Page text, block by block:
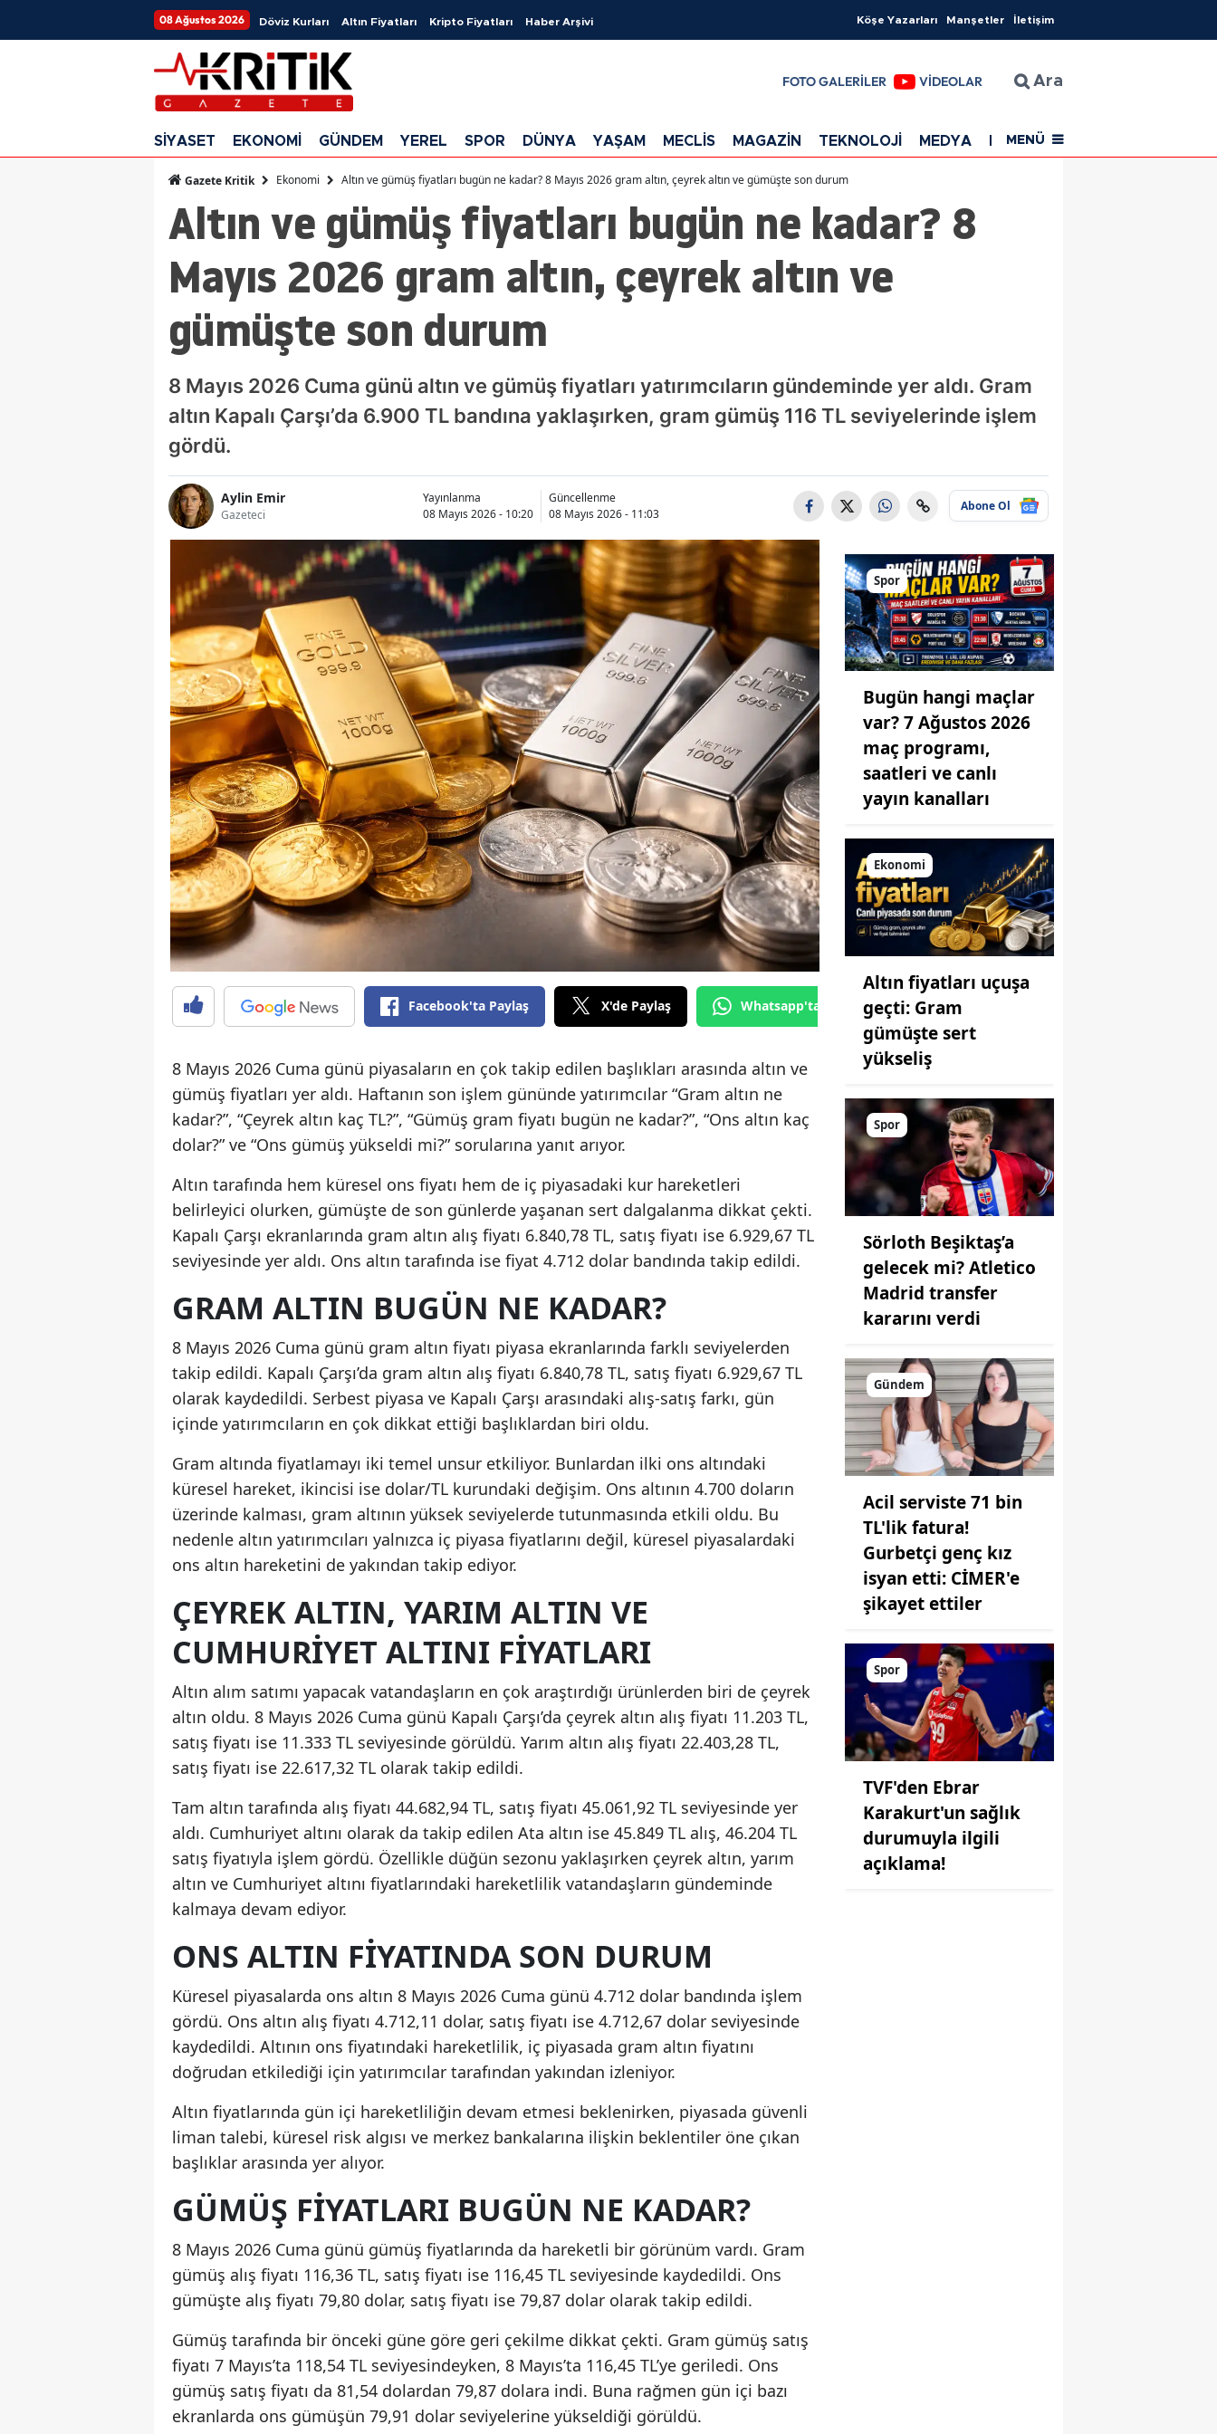
08 Ağustos 2026 Döviz Kurları Altın Fiyatları Kripto Fiyatları Haber Arşivi Köşe Yazarları Manşetler İletişim
FOTO GALERİLER VİDEOLAR Ara
SİYASET EKONOMİ GÜNDEM YEREL SPOR DÜNYA YAŞAM MECLİS MAGAZİN TEKNOLOJİ MEDYA EĞİTİM SAĞLIK
MENÜ
Gazete Kritik Ekonomi Altın ve gümüş fiyatları bugün ne kadar? 8 Mayıs 2026 gram altın, çeyrek altın ve gümüşte son durum
Altın ve gümüş fiyatları bugün ne kadar? 8
Mayıs 2026 gram altın, çeyrek altın ve
gümüşte son durum
8 Mayıs 2026 Cuma günü altın ve gümüş fiyatları yatırımcıların gündeminde yer aldı. Gram
altın Kapalı Çarşı’da 6.900 TL bandına yaklaşırken, gram gümüş 116 TL seviyelerinde işlem
gördü.
Aylin Emir
Gazeteci
Yayınlanma
08 Mayıs 2026 - 10:20
Güncellenme
08 Mayıs 2026 - 11:03
Abone Ol
Facebook'ta Paylaş X'de Paylaş Whatsapp'tan Gönder
8 Mayıs 2026 Cuma günü piyasaların en çok takip edilen başlıkları arasında altın ve
gümüş fiyatları yer aldı. Haftanın son işlem gününde yatırımcılar “Gram altın ne
kadar?”, “Çeyrek altın kaç TL?”, “Gümüş gram fiyatı bugün ne kadar?”, “Ons altın kaç
dolar?” ve “Ons gümüş yükseldi mi?” sorularına yanıt arıyor.
Altın tarafında hem küresel ons fiyatı hem de iç piyasadaki kur hareketleri
belirleyici olurken, gümüşte de son günlerde yaşanan sert dalgalanma dikkat çekti.
Kapalı Çarşı ekranlarında gram altın alış fiyatı 6.840,78 TL, satış fiyatı ise 6.929,67 TL
seviyesinde yer aldı. Ons altın tarafında ise fiyat 4.712 dolar bandında takip edildi.
GRAM ALTIN BUGÜN NE KADAR?
8 Mayıs 2026 Cuma günü gram altın fiyatı piyasa ekranlarında farklı seviyelerden
takip edildi. Kapalı Çarşı’da gram altın alış fiyatı 6.840,78 TL, satış fiyatı 6.929,67 TL
olarak kaydedildi. Serbest piyasa ve Kapalı Çarşı arasındaki alış-satış farkı, gün
içinde yatırımcıların en çok dikkat ettiği başlıklardan biri oldu.
Gram altında fiyatlamayı iki temel unsur etkiliyor. Bunlardan ilki ons altındaki
küresel hareket, ikincisi ise dolar/TL kurundaki değişim. Ons altının 4.700 doların
üzerinde kalması, gram altının yüksek seviyelerde tutunmasında etkili oldu. Bu
nedenle altın yatırımcıları yalnızca iç piyasa fiyatlarını değil, küresel piyasalardaki
ons altın hareketini de yakından takip ediyor.
ÇEYREK ALTIN, YARIM ALTIN VE
CUMHURIYET ALTINI FIYATLARI
Altın alım satımı yapacak vatandaşların en çok araştırdığı ürünlerden biri de çeyrek
altın oldu. 8 Mayıs 2026 Cuma günü Kapalı Çarşı’da çeyrek altın alış fiyatı 11.203 TL,
satış fiyatı ise 11.333 TL seviyesinde görüldü. Yarım altın alış fiyatı 22.403,28 TL,
satış fiyatı ise 22.617,32 TL olarak takip edildi.
Tam altın tarafında alış fiyatı 44.682,94 TL, satış fiyatı 45.061,92 TL seviyesinde yer
aldı. Cumhuriyet altını olarak da takip edilen Ata altın ise 45.849 TL alış, 46.204 TL
satış fiyatıyla işlem gördü. Özellikle düğün sezonu yaklaşırken çeyrek altın, yarım
altın ve Cumhuriyet altını fiyatlarındaki hareketlilik vatandaşların gündeminde
kalmaya devam ediyor.
ONS ALTIN FIYATINDA SON DURUM
Küresel piyasalarda ons altın 8 Mayıs 2026 Cuma günü 4.712 dolar bandında işlem
gördü. Ons altın alış fiyatı 4.712,11 dolar, satış fiyatı ise 4.712,67 dolar seviyesinde
kaydedildi. Altının ons fiyatındaki hareketlilik, iç piyasada gram altın fiyatını
doğrudan etkilediği için yatırımcılar tarafından yakından izleniyor.
Altın fiyatlarında gün içi hareketliliğin devam etmesi beklenirken, piyasada güvenli
liman talebi, küresel risk algısı ve merkez bankalarına ilişkin beklentiler öne çıkan
başlıklar arasında yer alıyor.
GÜMÜŞ FIYATLARI BUGÜN NE KADAR?
8 Mayıs 2026 Cuma günü gümüş fiyatlarında da hareketli bir görünüm vardı. Gram
gümüş alış fiyatı 116,36 TL, satış fiyatı ise 116,45 TL seviyesinde kaydedildi. Ons
gümüşte alış fiyatı 79,80 dolar, satış fiyatı ise 79,87 dolar olarak takip edildi.
Gümüş tarafında bir önceki güne göre geri çekilme dikkat çekti. Gram gümüş satış
fiyatı 7 Mayıs’ta 118,54 TL seviyesindeyken, 8 Mayıs’ta 116,45 TL’ye geriledi. Ons
gümüş satış fiyatı da 81,54 dolardan 79,87 dolara indi. Buna rağmen gün içi bazı
ekranlarda ons gümüşün 79,91 dolar seviyelerine yükseldiği görüldü.
Spor
Bugün hangi maçlar
var? 7 Ağustos 2026
maç programı,
saatleri ve canlı
yayın kanalları
Ekonomi
Altın fiyatları uçuşa
geçti: Gram
gümüşte sert
yükseliş
Spor
Sörloth Beşiktaş’a
gelecek mi? Atletico
Madrid transfer
kararını verdi
Gündem
Acil serviste 71 bin
TL'lik fatura!
Gurbetçi genç kız
isyan etti: CİMER'e
şikayet ettiler
Spor
TVF'den Ebrar
Karakurt'un sağlık
durumuyla ilgili
açıklama!